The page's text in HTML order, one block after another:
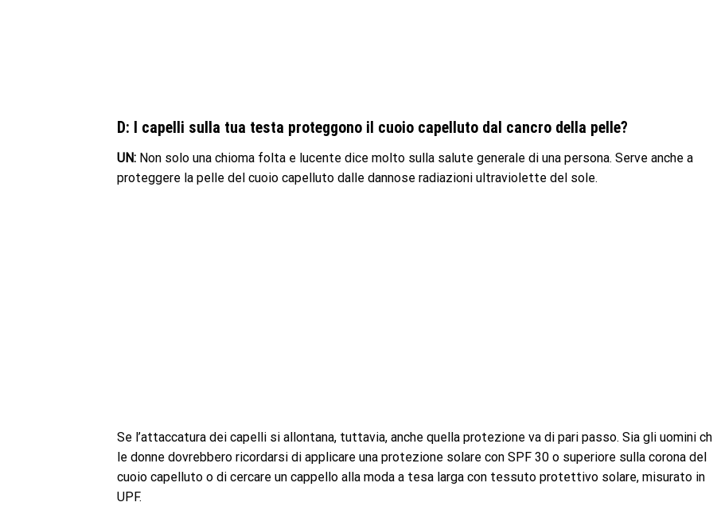
D: I capelli sulla tua testa proteggono il cuoio capelluto dal cancro della pelle?
UN: Non solo una chioma folta e lucente dice molto sulla salute generale di una persona. Serve anche a
proteggere la pelle del cuoio capelluto dalle dannose radiazioni ultraviolette del sole.
Se l’attaccatura dei capelli si allontana, tuttavia, anche quella protezione va di pari passo. Sia gli uomini
le donne dovrebbero ricordarsi di applicare una protezione solare con SPF 30 o superiore sulla corona del
cuoio capelluto o di cercare un cappello alla moda a tesa larga con tessuto protettivo solare, misurato in
UPF.